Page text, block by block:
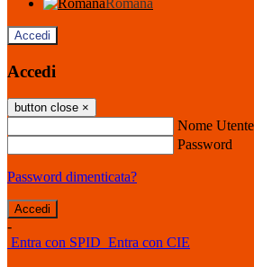
Română
Accedi
Accedi
button close ×
Nome Utente
Password
Password dimenticata?
-
Entra con SPID Entra con CIE